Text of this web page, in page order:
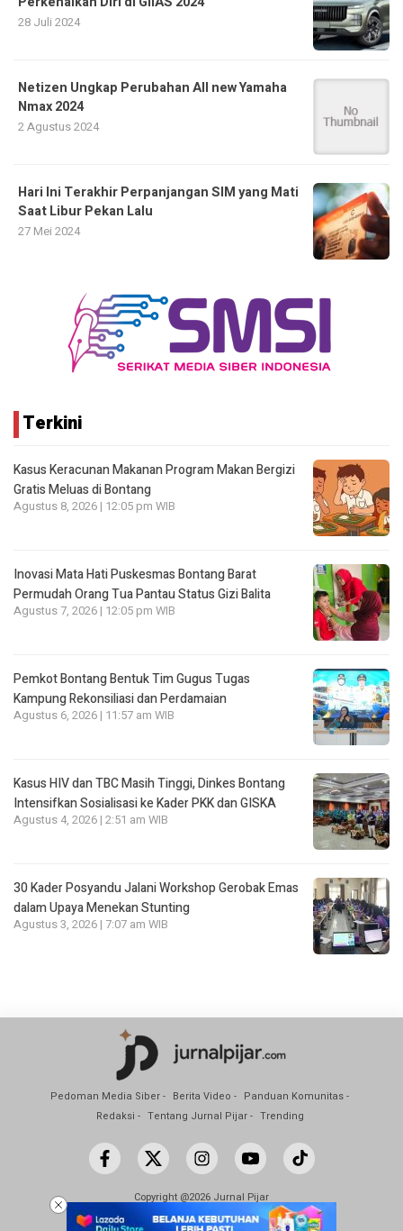
28 Juli 2024
Netizen Ungkap Perubahan All new Yamaha
Nmax 2024
2 Agustus 2024
Hari Ini Terakhir Perpanjangan SIM yang Mati
Saat Libur Pekan Lalu
27 Mei 2024
Terkini
Kasus Keracunan Makanan Program Makan Bergizi
Gratis Meluas di Bontang
Agustus 8, 2026 | 12:05 pm WIB
Inovasi Mata Hati Puskesmas Bontang Barat
Permudah Orang Tua Pantau Status Gizi Balita
Agustus 7, 2026 | 12:05 pm WIB
Pemkot Bontang Bentuk Tim Gugus Tugas
Kampung Rekonsiliasi dan Perdamaian
Agustus 6, 2026 | 11:57 am WIB
Kasus HIV dan TBC Masih Tinggi, Dinkes Bontang
Intensifkan Sosialisasi ke Kader PKK dan GISKA
Agustus 4, 2026 | 2:51 am WIB
30 Kader Posyandu Jalani Workshop Gerobak Emas
dalam Upaya Menekan Stunting
Agustus 3, 2026 | 7:07 am WIB
Pedoman Media Siber Berita Video
Panduan Komunitas
Redaksi
Tentang Jurnal Pijar Trending
Copyright @2026 Jurnal Pijar
All Rights Reserved